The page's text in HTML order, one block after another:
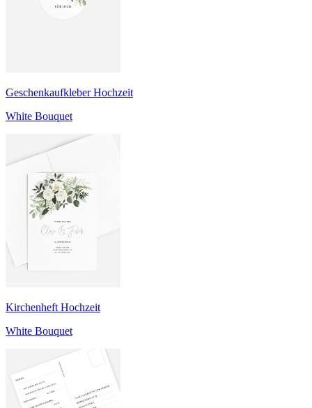
Geschenkaufkleber Hochzeit
White Bouquet
Kirchenheft Hochzeit
White Bouquet